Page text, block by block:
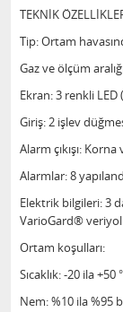
TEKNİK
Tip: Ortam
Gaz ve ölçüm
Ekran: 3 renkli LED
Giriş: 2 işlev
Alarm çıkışı: Korna
Alarmlar: 8
Elektrik bilgileri: 3
VarioGard®
Ortam koşulları:
Sıcaklık: -20 ila +50
Nem: %10 ila %95